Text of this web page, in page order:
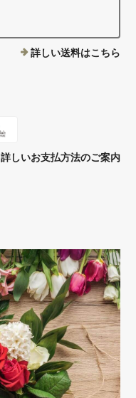
詳しい送料はこちら
詳しいお支払方法のご案内